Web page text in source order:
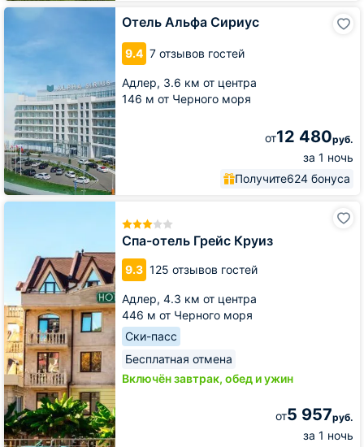
Отель Альфа Сириус
9.4 7 отзывов гостей
Адлер, 3.6 км от центра
146 м от Черного моря
от12 480руб.
за 1 ночь
Получите624 бонуса
Отель
Сириус
Спа-отель Грейс Круиз
9.3 125 отзывов гостей
Адлер, 4.3 км от центра
446 м от Черного моря
Ски-пасс
Бесплатная отмена
Включён завтрак, обед и ужин
от5 957руб.
за 1 ночь
Спа-